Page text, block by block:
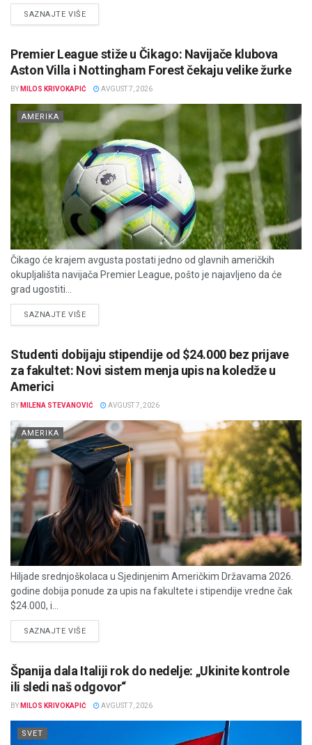
SAZNAJTE VIŠEDETAILS
Premier League stiže u Čikago: Navijače klubova
Aston Villa i Nottingham Forest čekaju velike žurke
BY MILOS KRIVOKAPIĆ AVGUST 7, 2026
AMERIKA
Čikago će krajem avgusta postati jedno od glavnih američkih
okupljališta navijača Premier League, pošto je najavljeno da će
grad ugostiti...
SAZNAJTE VIŠEDETAILS
Studenti dobijaju stipendije od $24.000 bez prijave
za fakultet: Novi sistem menja upis na koledže u
Americi
BY MILENA STEVANOVIĆ AVGUST 7, 2026
AMERIKA
Hiljade srednjoškolaca u Sjedinjenim Američkim Državama 2026.
godine dobija ponude za upis na fakultete i stipendije vredne čak
$24.000, i...
SAZNAJTE VIŠEDETAILS
Španija dala Italiji rok do nedelje: „Ukinite kontrole
ili sledi naš odgovor“
BY MILOS KRIVOKAPIĆ AVGUST 7, 2026
SVET